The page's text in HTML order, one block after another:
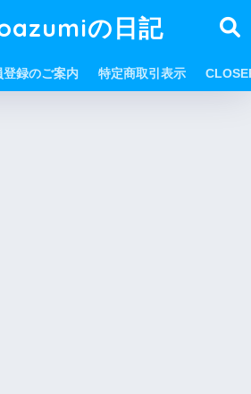
の日記
登録のご案内 特定商取引表示